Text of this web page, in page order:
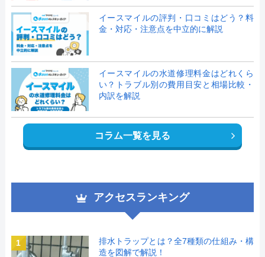
イースマイルの評判・口コミはどう？料
金・対応・注意点を中立的に解説
イースマイルの水道修理料金はどれくら
い？トラブル別の費用目安と相場比較・
内訳を解説
コラム一覧を見る
アクセスランキング
1
排水トラップとは？全7種類の仕組み・構
造を図解で解説！